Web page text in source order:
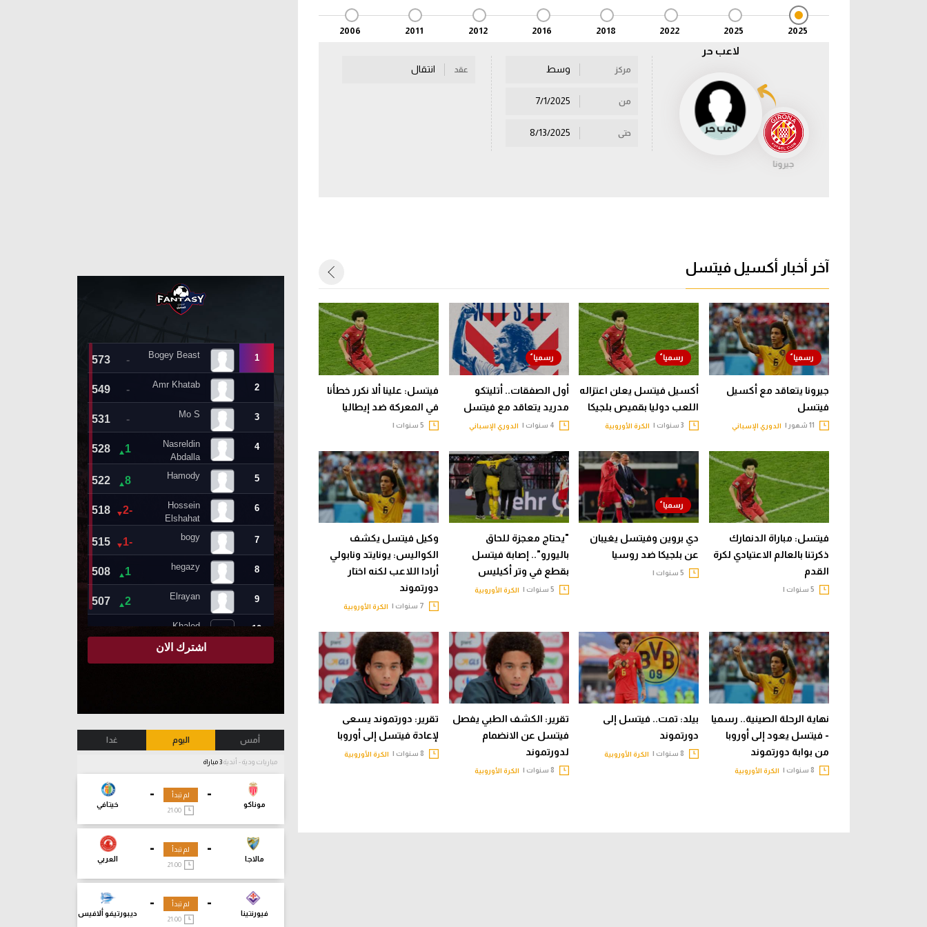
2025
2025
2022
2018
2016
2012
2011
2006
لاعب حر
جيرونا
مركز وسط
من
حتى
عقد انتقال
آخر أخبار أكسيل فيتسل
جيرونا يتعاقد مع أكسيل
فيتسل
الدوري الإسباني
أكسيل فيتسل يعلن اعتزاله
اللعب دوليا بقميص بلجيكا
الكرة الأوروبية
أول الصفقات.. أتليتكو
مدريد يتعاقد مع فيتسل
الدوري الإسباني
فيتسل: علينا ألا نكرر خطأنا
في المعركة ضد إيطاليا
فيتسل: مباراة الدنمارك
ذكرتنا بالعالم الاعتيادي لكرة
القدم
دي بروين وفيتسل يغيبان
عن بلجيكا ضد روسيا
"يحتاج معجزة للحاق
باليورو".. إصابة فيتسل
بقطع في وتر أكيليس
الكرة الأوروبية
وكيل فيتسل يكشف
الكواليس: يونايتد ونابولي
أرادا اللاعب لكنه اختار
دورتموند
الكرة الأوروبية
نهاية الرحلة الصينية.. رسميا
- فيتسل يعود إلى أوروبا
من بوابة دورتموند
الكرة الأوروبية
بيلد: تمت.. فيتسل إلى
دورتموند
الكرة الأوروبية
تقرير: الكشف الطبي يفصل
فيتسل عن الانضمام
لدورتموند
الكرة الأوروبية
تقرير: دورتموند يسعى
لإعادة فيتسل إلى أوروبا
الكرة الأوروبية
أمس اليوم غدا
مباريات ودية - أندية
-
موناكو
-
خيتافي
لم تبدأ
-
مالاجا
-
العربي
لم تبدأ
-
فيورنتينا
-
ديبورتيفو ألافيس
لم تبدأ